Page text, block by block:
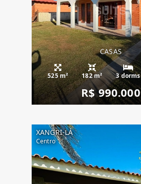
CASAS
525 m² 182 m² 3 dorms
R$ 990.000
XANGRI-LÁ
Centro